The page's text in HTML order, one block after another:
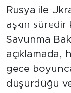
Rusya ile
aşkın süredir
Savunma
açıklamada,
gece
düşürdüğü